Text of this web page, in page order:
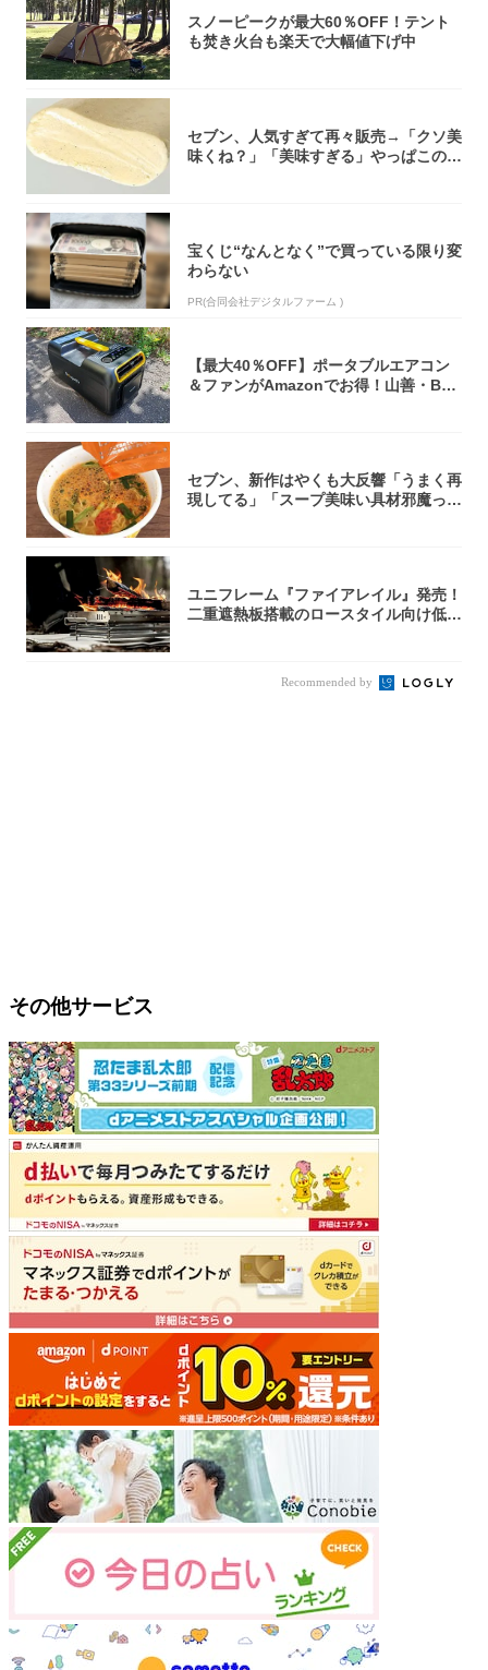
スノーピークが最大60％OFF！テント
も焚き火台も楽天で大幅値下げ中
セブン、人気すぎて再々販売→「クソ美
味くね？」「美味すぎる」やっぱこのク
宝くじ“なんとなく”で買っている限り変
わらない
PR(合同会社デジタルファーム )
【最大40％OFF】ポータブルエアコン
＆ファンがAmazonでお得！山善・Bo
セブン、新作はやくも大反響「うまく再
現してる」「スープ美味い具材邪魔って
ユニフレーム『ファイアレイル』発売！
二重遮熱板搭載のロースタイル向け低型
Recommended by
その他サービス